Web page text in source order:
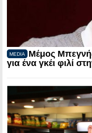
MEDIA
Μέμος
για ένα γκέι φιλί